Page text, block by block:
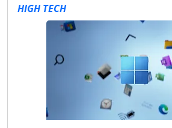
HIGH TECH